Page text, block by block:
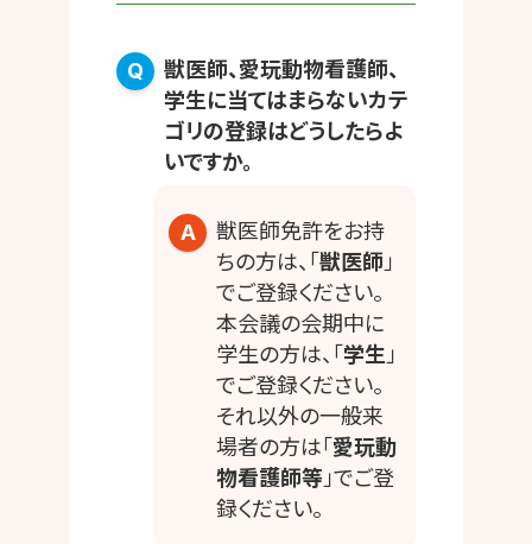
獣医師、愛玩動物看護師、
学生に当てはまらないカテ
ゴリの登録はどうしたらよ
いですか。
獣医師免許をお持
ちの方は、「 獣医師」
でご登録ください。
本会議の会期中に
学生の方は、「 学生」
でご登録ください。
それ以外の一般来
場者の方は「 愛玩動
物看護師等」でご登
録ください。